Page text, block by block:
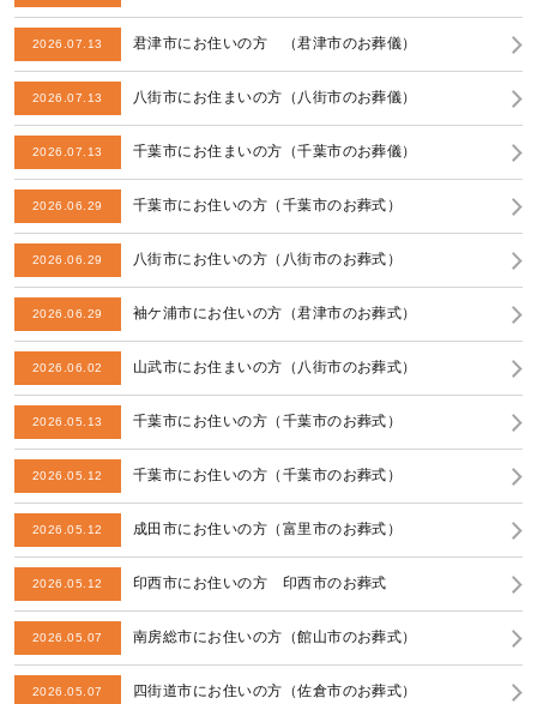
2026.07.13 君津市にお住いの方 （君津市のお葬儀）
2026.07.13 八街市にお住まいの方（八街市のお葬儀）
2026.07.13 千葉市にお住まいの方（千葉市のお葬儀）
2026.06.29 千葉市にお住いの方（千葉市のお葬式）
2026.06.29 八街市にお住いの方（八街市のお葬式）
2026.06.29 袖ケ浦市にお住いの方（君津市のお葬式）
2026.06.02 山武市にお住まいの方（八街市のお葬式）
2026.05.13 千葉市にお住いの方（千葉市のお葬式）
2026.05.12 千葉市にお住いの方（千葉市のお葬式）
2026.05.12 成田市にお住いの方（富里市のお葬式）
2026.05.12 印西市にお住いの方 印西市のお葬式
2026.05.07 南房総市にお住いの方（館山市のお葬式）
2026.05.07 四街道市にお住いの方（佐倉市のお葬式）